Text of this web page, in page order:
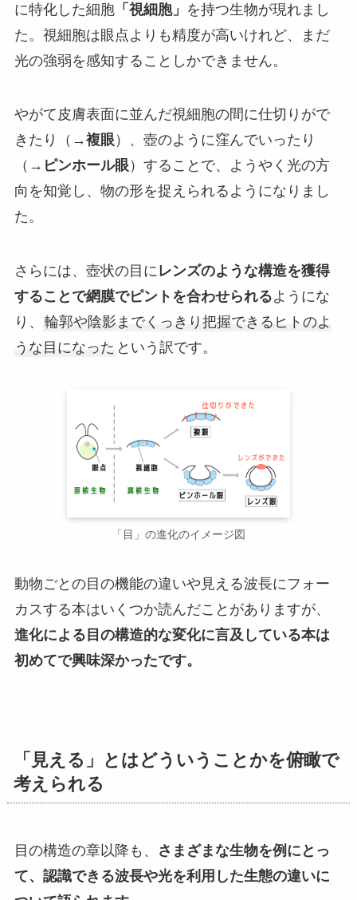
に特化した細胞「視細胞」 を持つ生物が現れまし
た。視細胞は眼点よりも精度が高いけれど、まだ
光の強弱を感知することしかできません。
やがて皮膚表面に並んだ視細胞の間に仕切りがで
きたり（→複眼 ）、壺のように窪んでいったり
（→ ピンホール眼 ）することで、ようやく光の方
向を知覚し、物の形を捉えられるようになりまし
た。
さらには、壺状の目にレンズのような構造を獲得
することで網膜でピントを合わせられるようにな
り、
輪郭や陰影までくっきり把握できるヒトのよ
うな目になった という訳です。
「目」の進化のイメージ図
動物ごとの目の機能の違いや見える波長にフォー
カスする本はいくつか読んだことがありますが、
進化による目の構造的な変化に言及している本は
初めてで興味深かったです。
「見える」とはどういうことかを俯瞰で
考えられる
目の構造の章以降も、
さまざまな生物を例にとっ
て、認識できる波長や光を利用した生態の違いに